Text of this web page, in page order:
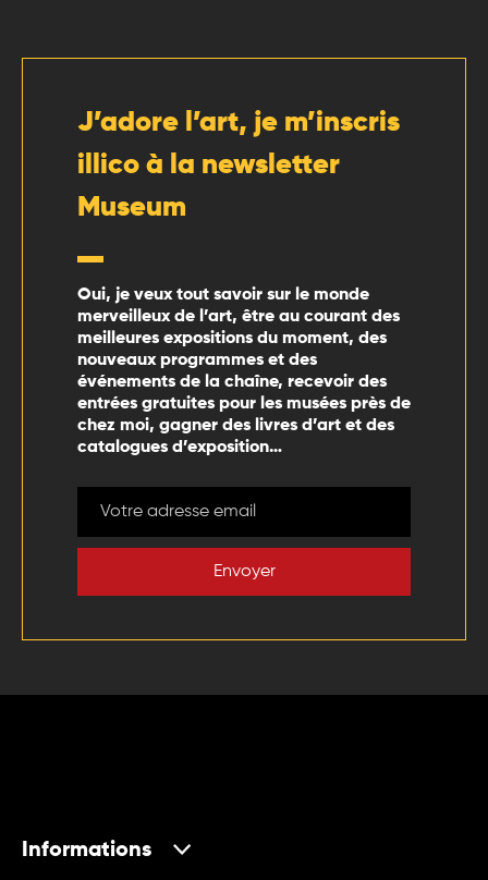
J’adore l’art, je m’inscris
illico à la newsletter
Museum
Oui, je veux tout savoir sur le monde
merveilleux de l’art, être au courant des
meilleures expositions du moment, des
nouveaux programmes et des
événements de la chaîne, recevoir des
entrées gratuites pour les musées près de
chez moi, gagner des livres d’art et des
catalogues d’exposition…
Envoyer
Informations